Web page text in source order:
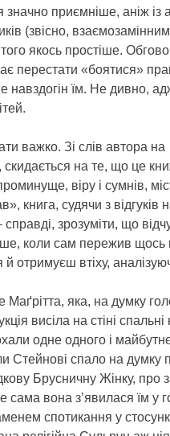
приємніше, аніж із
(звісно,
якось простіше.
перестати «боятися»
навздогін їм. Не дивно,
важко. Зі слів автора на
скидається на те, що це
віру і сумнів,
книга, судячи з відгуків
зрозуміти, що
коли сам пережив щось
отримуєш втіху,
яка, на думку
висіла на стіні
одне одного і
Стейнові спало на думку
Брусничну Жінку, про
сама вона з’явилася їм у
спотикання у